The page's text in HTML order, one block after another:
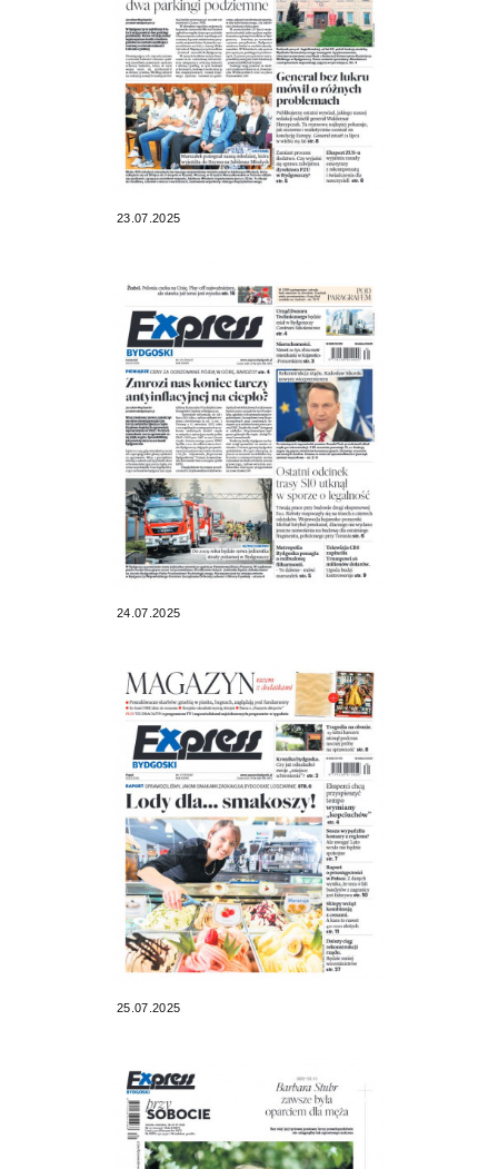
23.07.2025
24.07.2025
25.07.2025